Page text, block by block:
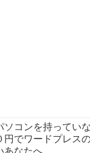
ソコンを持ってい
円でワードプレス
あなたへ